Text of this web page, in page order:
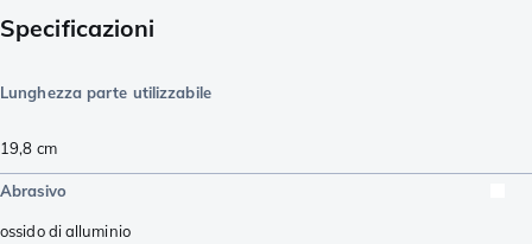
Specificazioni
Lunghezza parte utilizzabile
19,8 cm
Abrasivo
ossido di alluminio